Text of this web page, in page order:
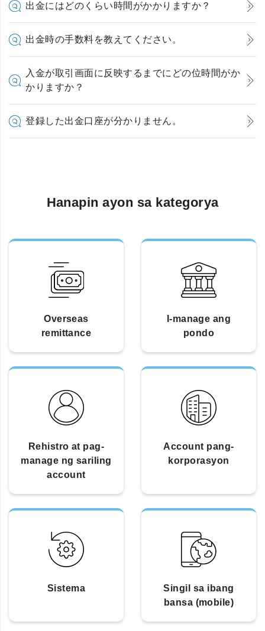
出金にはどのくらい時間がかかりますか？
出金時の手数料を教えてください。
入金が取引画面に反映するまでにどの位時間がか
かりますか？
登録した出金口座が分かりません。
Hanapin ayon sa kategorya
Overseas
remittance
I-manage ang
pondo
Rehistro at pag-
manage ng sariling
account
Account pang-
korporasyon
Sistema
Singil sa ibang
bansa (mobile)